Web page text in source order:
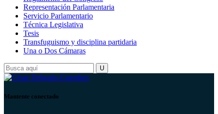
Representación Parlamentaria
Servicio Parlamentario
Técnica Legislativa
Tesis
Transfuguismo y disciplina partidaria
Una o Dos Cámaras
Mantente conectado